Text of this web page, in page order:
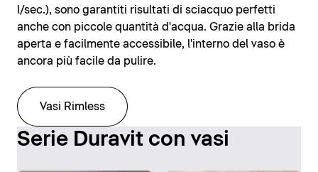
l/sec.), sono garantiti risultati di sciacquo perfetti
anche con piccole quantità d'acqua. Grazie alla brida
aperta e facilmente accessibile, l'interno del vaso è
ancora più facile da pulire.
Vasi Rimless
Serie Duravit con vasi